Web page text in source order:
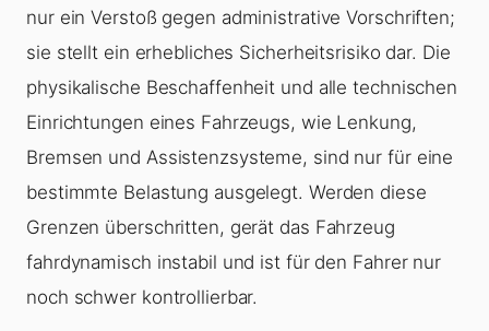
nur ein Verstoß gegen administrative Vorschriften;
sie stellt ein erhebliches Sicherheitsrisiko dar. Die
physikalische Beschaffenheit und alle technischen
Einrichtungen eines Fahrzeugs, wie Lenkung,
Bremsen und Assistenzsysteme, sind nur für eine
bestimmte Belastung ausgelegt. Werden diese
Grenzen überschritten, gerät das Fahrzeug
fahrdynamisch instabil und ist für den Fahrer nur
noch schwer kontrollierbar.